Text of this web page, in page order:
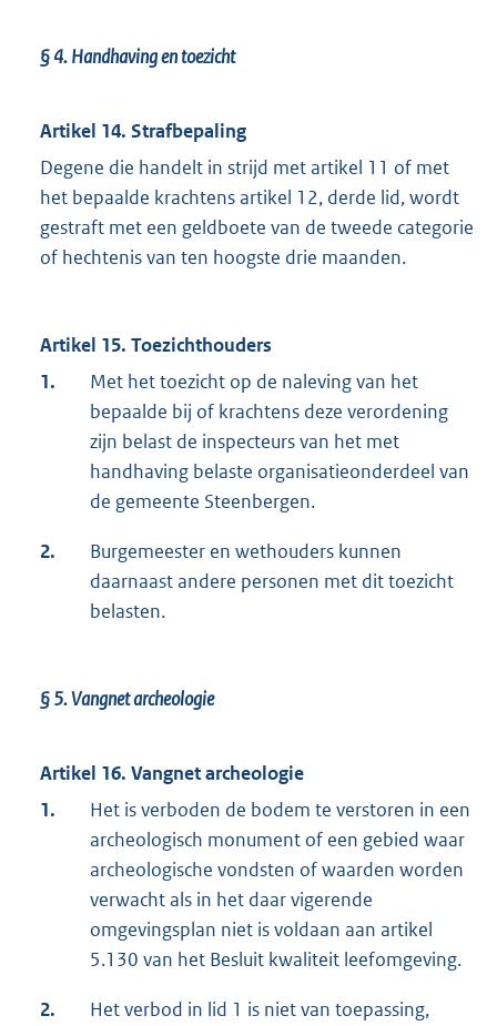
§ 4.Handhaving en toezicht
Artikel 14. Strafbepaling
Degene die handelt in strijd met artikel 11 of met
het bepaalde krachtens artikel 12, derde lid, wordt
gestraft met een geldboete van de tweede categorie
of hechtenis van ten hoogste drie maanden.
Artikel 15. Toezichthouders
1.
Met het toezicht op de naleving van het
bepaalde bij of krachtens deze verordening
zijn belast de inspecteurs van het met
handhaving belaste organisatieonderdeel van
de gemeente Steenbergen.
2.
Burgemeester en wethouders kunnen
daarnaast andere personen met dit toezicht
belasten.
§ 5.Vangnet archeologie
Artikel 16. Vangnet archeologie
1.
Het is verboden de bodem te verstoren in een
archeologisch monument of een gebied waar
archeologische vondsten of waarden worden
verwacht als in het daar vigerende
omgevingsplan niet is voldaan aan artikel
5.130 van het Besluit kwaliteit leefomgeving.
2.
Het verbod in lid 1 is niet van toepassing,